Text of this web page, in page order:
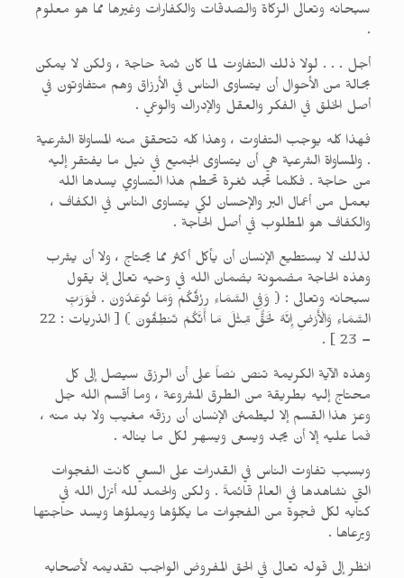
سبحانه وتعالى الزكاة والصدقات والكفارات وغيرها مما هو معلوم
.
أجل . . . لولا ذلك التفاوت لما كان ثمة حاجة ، ولكن لا يمكن
بحالة من الأحوال أن يتساوى الناس في الأرزاق وهم متفاوتون في
أصل الخلق في الفكر والعقل والإدراك والوعي .
فهذا كله يوجب التفاوت ، وهذا كله تتحقق منه المساواة الشرعية
. والمساواة الشرعية هي أن يتساوى الجميع في نيل ما يفتقر إليه
من حاجة . فكلما تجد ثغرة تحطم هذا التساوي يسدها الله
بعمل من أعمال البر والإحسان لكي يتساوى الناس في الكفاف ،
والكفاف هو المطلوب في أصل الحاجة .
لذلك لا يستطيع الإنسان أن يأكل أكثر مما يحتاج ، ولا أن يشرب
وهذه الحاجة مضمونة بضمان الله في وحيه تعالى إذ يقول
سبحانه وتعالى : ( وَفِي السَّمَاءِ رِزْقُكُمْ وَمَا تُوعَدُونَ . فَوَرَبِّ
السَّمَاءِ وَالْأَرْضِ إِنَّهُ لَحَقٌّ مِّثْلَ مَا أَنَّكُمْ تَنطِقُونَ ) [ الذريات : 22
– 23 ] .
وهذه الآية الكريمة تنص نصاً على أن الرزق سيصل إلى كل
محتاج إليه بطريقة من الطرق المشروعة ، وما أقسم الله جل
وعز هذا القسم إلا ليطمئن الإنسان أن رزقه مغيب ولا بد منه ،
فما عليه إلا أن يجد ويسعى ويسهر لكل ما يناله .
وبسبب تفاوت الناس في القدرات على السعي كانت الفجوات
التي نشاهدها في العالم قائمةً . ولكن والحمد لله أنزل الله في
كتابه لكل فجوة من الفجوات ما يكلؤها ويملؤها ويسد حاجتها
ويرعاها .
انظر إلى قوله تعالى في الحق المفروض الواجب تقديمه لأصحابه